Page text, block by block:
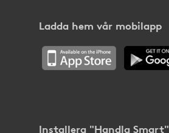
Ladda hem vår mobilapp
Installera "Handla Smart"